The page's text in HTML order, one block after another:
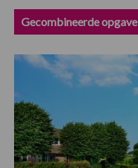
Gecombineerde opgave